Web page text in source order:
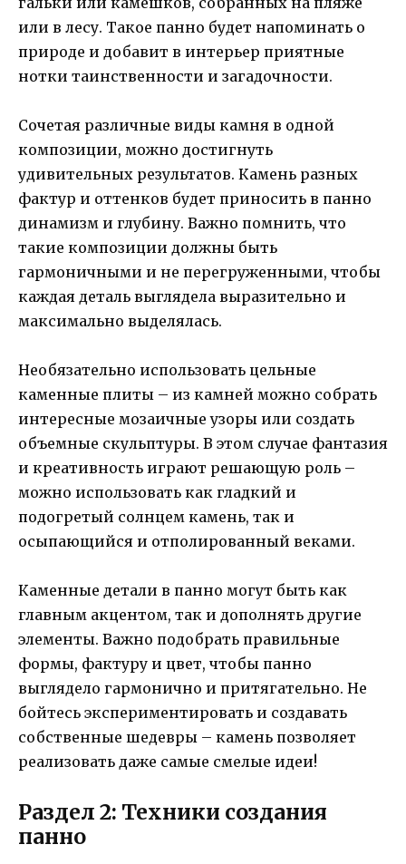
или в лесу. Такое панно будет напоминать о
природе и добавит в интерьер приятные
нотки таинственности и загадочности.
Сочетая различные виды камня в одной
композиции, можно достигнуть
удивительных результатов. Камень разных
фактур и оттенков будет приносить в панно
динамизм и глубину. Важно помнить, что
такие композиции должны быть
гармоничными и не перегруженными, чтобы
каждая деталь выглядела выразительно и
максимально выделялась.
Необязательно использовать цельные
каменные плиты – из камней можно собрать
интересные мозаичные узоры или создать
объемные скульптуры. В этом случае фантазия
и креативность играют решающую роль –
можно использовать как гладкий и
подогретый солнцем камень, так и
осыпающийся и отполированный веками.
Каменные детали в панно могут быть как
главным акцентом, так и дополнять другие
элементы. Важно подобрать правильные
формы, фактуру и цвет, чтобы панно
выглядело гармонично и притягательно. Не
бойтесь экспериментировать и создавать
собственные шедевры – камень позволяет
реализовать даже самые смелые идеи!
Раздел 2: Техники создания
панно